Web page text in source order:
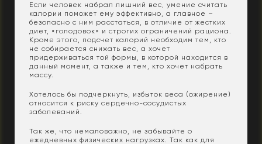
Если человек набрал лишний вес, умение считать
калории поможет ему эффективно, а главное –
безопасно с ним расстаться, в отличие от жестких
диет, «голодовок» и строгих ограничений рациона.
Кроме этого, подсчет калорий необходим тем, кто
не собирается снижать вес, а хочет
придерживаться той формы, в которой находится в
данный момент, а также и тем, кто хочет набрать
массу.
Хотелось бы подчеркнуть, избыток веса (ожирение)
относится к риску сердечно-сосудистых
заболеваний.
Так же, что немаловажно, не забывайте о
ежедневных физических нагрузках. Так как для